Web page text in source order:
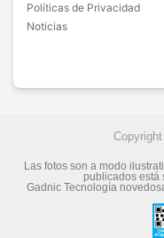
Políticas de Privacidad
Noticias
Las fotos son a modo
publicados está
Gadnic Tecnología